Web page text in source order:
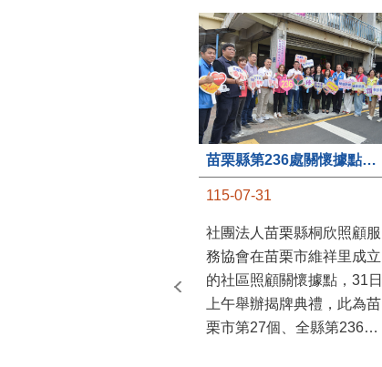
苗栗縣第236處關懷據點在苗栗市維祥里揭牌
115-07-31
社團法人苗栗縣桐欣照顧服
務協會在苗栗市維祥里成立
的社區照顧關懷據點，31日
上午舉辦揭牌典禮，此為苗
栗市第27個、全縣第236處